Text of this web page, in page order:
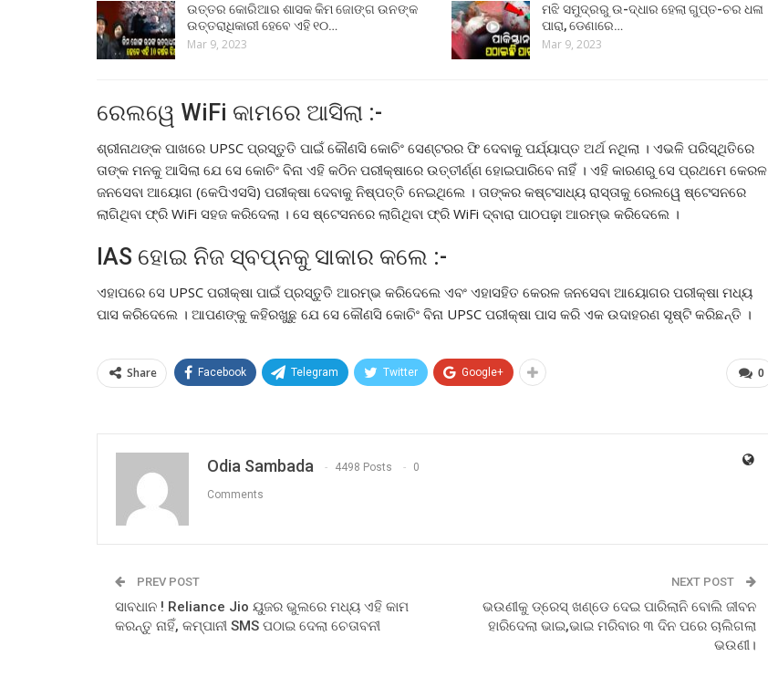
ଉତ୍ତର କୋରିଆର ଶାସକ କିମ ଜୋଙ୍ଗ ଉନଙ୍କ
ଉତ୍ତରାଧିକାରୀ ହେବେ ଏହି ୧୦…
Mar 9, 2023
ମଝି ସମୁଦ୍ରରୁ ଉ-ଦ୍ଧାର ହେଲା ଗୁପ୍ତ-ଚର ଧଳା
ପାରା, ଡେଣାରେ…
Mar 9, 2023
ରେଲୱେ WiFi କାମରେ ଆସିଲା :-
ଶ୍ରୀନାଥଙ୍କ ପାଖରେ UPSC ପ୍ରସ୍ତୁତି ପାଇଁ କୌଣସି କୋଚିଂ ସେଣ୍ଟରର ଫି ଦେବାକୁ ପର୍ଯ୍ୟାପ୍ତ ଅର୍ଥ ନଥିଲା । ଏଭଳି ପରିସ୍ଥିତିରେ
ତାଙ୍କ ମନକୁ ଆସିଲା ଯେ ସେ କୋଚିଂ ବିନା ଏହି କଠିନ ପରୀକ୍ଷାରେ ଉତ୍ତୀର୍ଣ୍ଣ ହୋଇପାରିବେ ନାହିଁ । ଏହି କାରଣରୁ ସେ ପ୍ରଥମେ କେରଳ
ଜନସେବା ଆୟୋଗ (କେପିଏସସି) ପରୀକ୍ଷା ଦେବାକୁ ନିଷ୍ପତ୍ତି ନେଇଥିଲେ । ତାଙ୍କର କଷ୍ଟସାଧ୍ୟ ରାସ୍ତାକୁ ରେଲୱେ ଷ୍ଟେସନରେ
ଲାଗିଥିବା ଫ୍ରି WiFi ସହଜ କରିଦେଲା । ସେ ଷ୍ଟେସନରେ ଲାଗିଥିବା ଫ୍ରି WiFi ଦ୍ବାରା ପାଠପଢ଼ା ଆରମ୍ଭ କରିଦେଲେ ।
IAS ହୋଇ ନିଜ ସ୍ବପ୍ନକୁ ସାକାର କଲେ :-
ଏହାପରେ ସେ UPSC ପରୀକ୍ଷା ପାଇଁ ପ୍ରସ୍ତୁତି ଆରମ୍ଭ କରିଦେଲେ ଏବଂ ଏହାସହିତ କେରଳ ଜନସେବା ଆୟୋଗର ପରୀକ୍ଷା ମଧ୍ୟ
ପାସ କରିଦେଲେ । ଆପଣଙ୍କୁ କହିରଖୁଛୁ ଯେ ସେ କୌଣସି କୋଚିଂ ବିନା UPSC ପରୀକ୍ଷା ପାସ କରି ଏକ ଉଦାହରଣ ସୃଷ୍ଟି କରିଛନ୍ତି ।
0
Share Facebook Telegram Twitter Google+
Odia Sambada 4498 Posts 0
Comments
PREV POST
ସାବଧାନ ! Reliance Jio ୟୁଜର ଭୁଲରେ ମଧ୍ୟ ଏହି କାମ
କରନ୍ତୁ ନାହିଁ, କମ୍ପାନୀ SMS ପଠାଇ ଦେଲା ଚେତାବନୀ
NEXT POST
ଭଉଣୀକୁ ଡ୍ରେସ୍ ଖଣ୍ଡେ ଦେଇ ପାରିଲାନି ବୋଲି ଜୀବନ
ହାରିଦେଲା ଭାଇ,ଭାଇ ମରିବାର ୩ ଦିନ ପରେ ଚାଲିଗଲା
ଭଉଣୀ।